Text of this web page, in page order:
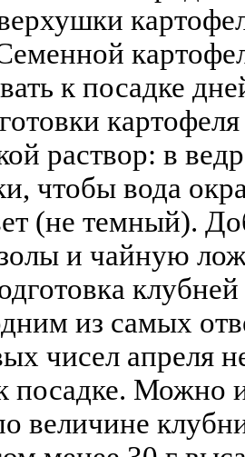
к посадке
раствор: в
чтобы вода
(не темный).
и чайную
из самых
чисел апреля
посадке. Можно
величине